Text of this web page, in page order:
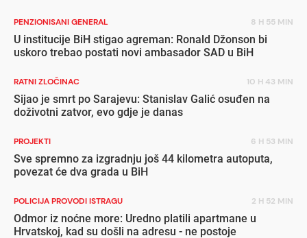
PENZIONISANI GENERAL 8 H 55 MIN
U institucije BiH stigao agreman: Ronald Džonson bi
uskoro trebao postati novi ambasador SAD u BiH
RATNI ZLOČINAC 10 H 43 MIN
Sijao je smrt po Sarajevu: Stanislav Galić osuđen na
doživotni zatvor, evo gdje je danas
PROJEKTI 6 H 53 MIN
Sve spremno za izgradnju još 44 kilometra autoputa,
povezat će dva grada u BiH
POLICIJA PROVODI ISTRAGU 2 H 52 MIN
Odmor iz noćne more: Uredno platili apartmane u
Hrvatskoj, kad su došli na adresu - ne postoje